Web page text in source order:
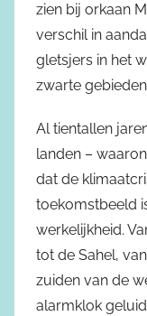
zien bij orkaan
verschil in
gletsjers in het
zwarte
Al tientallen
landen –
dat de
toekomstbeeld
werkelijkheid.
tot de Sahel,
zuiden van de
alarmklok